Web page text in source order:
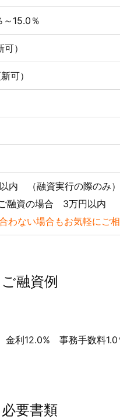
15.0％
）
可）
内 （融資実行の際のみ）
融資の場合 3万円以内
わない場合もお気軽にご相
融資例
利12.0% 事務手数料
要書類